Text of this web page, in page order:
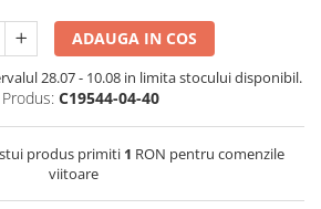
ADAUGA IN COS
28.07 - 10.08 in limita stocului disponibil.
C19544-04-40
produs primiti 1 RON pentru comenzile
viitoare